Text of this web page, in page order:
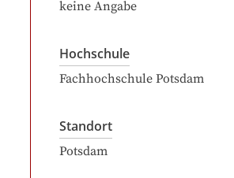
keine Angabe
Hochschule
Fachhochschule Potsdam
Standort
Potsdam